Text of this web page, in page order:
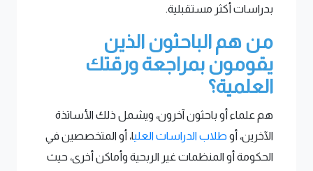
بدراسات أكثر مستقبلية.
من هم الباحثون الذين
يقومون بمراجعة ورقتك
العلمية؟
هم علماء أو باحثون آخرون، ويشمل ذلك الأساتذة
الآخرين، أو طلاب الدراسات العليا، أو المتخصصين في
الحكومة أو المنظمات غير الربحية وأماكن أخرى، حيث